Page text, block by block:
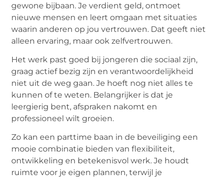
gewone bijbaan. Je verdient geld, ontmoet
nieuwe mensen en leert omgaan met situaties
waarin anderen op jou vertrouwen. Dat geeft niet
alleen ervaring, maar ook zelfvertrouwen.
Het werk past goed bij jongeren die sociaal zijn,
graag actief bezig zijn en verantwoordelijkheid
niet uit de weg gaan. Je hoeft nog niet alles te
kunnen of te weten. Belangrijker is dat je
leergierig bent, afspraken nakomt en
professioneel wilt groeien.
Zo kan een parttime baan in de beveiliging een
mooie combinatie bieden van flexibiliteit,
ontwikkeling en betekenisvol werk. Je houdt
ruimte voor je eigen plannen, terwijl je